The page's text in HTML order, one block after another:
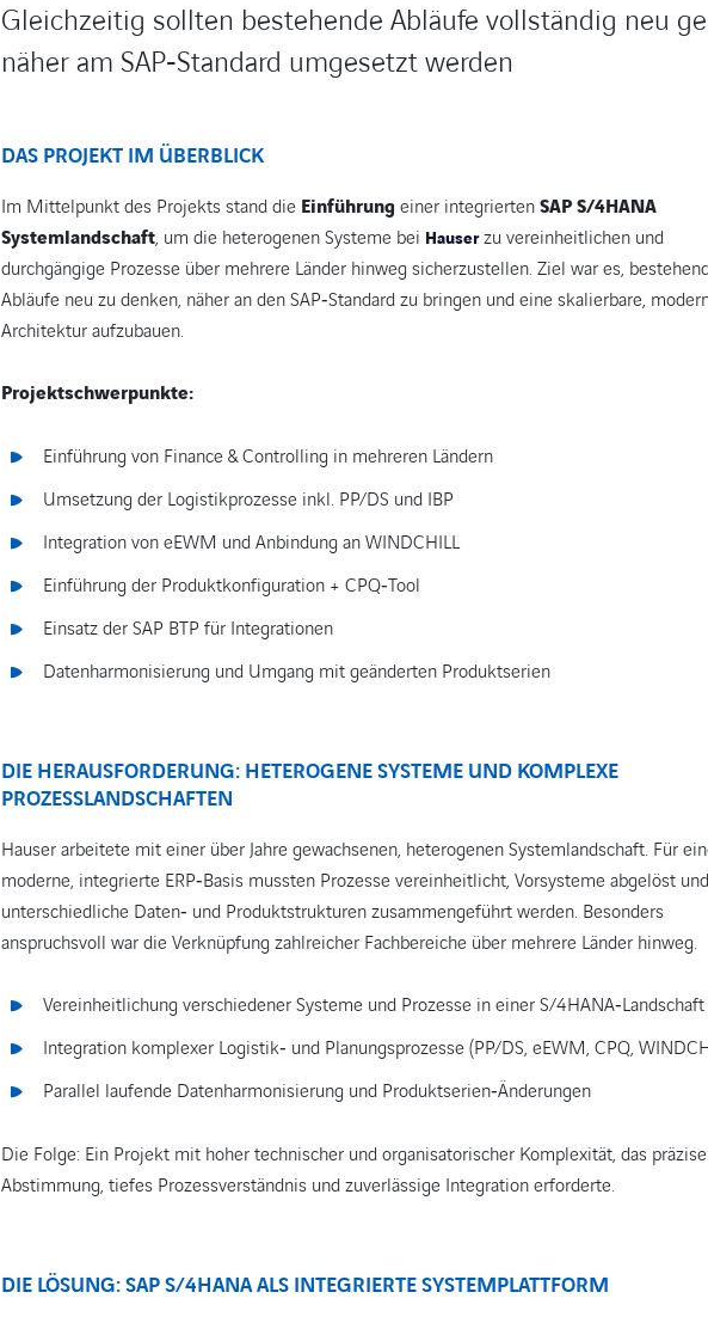
Gleichzeitig sollten bestehende Abläufe vollständig neu
näher am SAP‑Standard umgesetzt werden
DAS PROJEKT IM ÜBERBLICK
Im Mittelpunkt des Projekts stand die Einführung einer integriertenSAP S/4HANA
Systemlandschaft, um die heterogenen Systeme bei Hauserzu vereinheitlichen und
durchgängige Prozesse über mehrere Länder hinweg sicherzustellen. Ziel war es,
Abläufe neu zu denken, näher an den SAP‑Standard zu bringen und eine skalierbare,
Architektur aufzubauen.
Projektschwerpunkte:
Einführung von Finance & Controlling in mehreren Ländern
Umsetzung der Logistikprozesse inkl. PP/DS und IBP
Integration von eEWM und Anbindung an WINDCHILL
Einführung der Produktkonfiguration + CPQ‑Tool
Einsatz der SAP BTP für Integrationen
Datenharmonisierung und Umgang mit geänderten Produktserien
DIE HERAUSFORDERUNG: HETEROGENE SYSTEME UND KOMPLEXE
PROZESSLANDSCHAFTEN
Hauser arbeitete mit einer über Jahre gewachsenen, heterogenen Systemlandschaft. Für
moderne, integrierte ERP‑Basis mussten Prozesse vereinheitlicht, Vorsysteme abgelöst und
unterschiedliche Daten‑ und Produktstrukturen zusammengeführt werden. Besonders
anspruchsvoll war die Verknüpfung zahlreicher Fachbereiche über mehrere Länder hinweg.
Vereinheitlichung verschiedener Systeme und Prozesse in einer S/4HANA‑Landschaft
Integration komplexer Logistik‑ und Planungsprozesse (PP/DS, eEWM, CPQ,
Parallel laufende Datenharmonisierung und Produktserien‑Änderungen
Die Folge: Ein Projekt mit hoher technischer und organisatorischer Komplexität, das präzise
Abstimmung, tiefes Prozessverständnis und zuverlässige Integration erforderte.
DIE LÖSUNG: SAP S/4HANA ALS INTEGRIERTE SYSTEMPLATTFORM